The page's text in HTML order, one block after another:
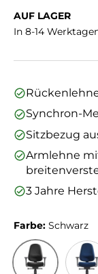
AUF LAGER
In 8-14
Synchron-
Sitzbezug
Armlehne
3 Jahre
Farbe: Schwarz